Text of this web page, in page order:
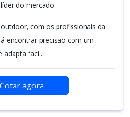
do mercado.
com os profissionais da
encontrar precisão com um
adapta faci...
Cotar agora